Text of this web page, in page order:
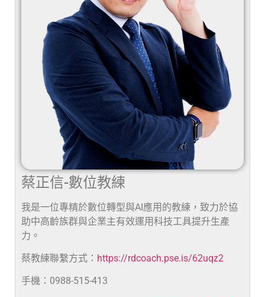
蔡正信-數位教練
我是一位專精於數位轉型與AI應用的教練，致力於協
助中高齡族群與企業主有效運用科技工具提升生產
力。
蔡教練聯繫方式： https://rdcoach.pse.is/62uqz2
手機：0988-515-413